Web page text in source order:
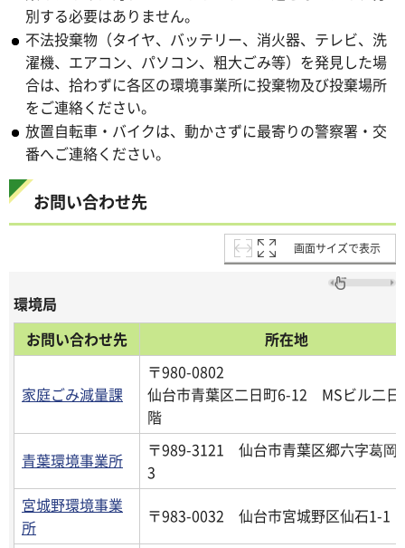
別する必要はありません。
不法投棄物（タイヤ、バッテリー、消火器、テレビ、洗
濯機、エアコン、パソコン、粗大ごみ等）を発見した場
合は、拾わずに各区の環境事業所に投棄物及び投棄場所
をご連絡ください。
放置自転車・バイクは、動かさずに最寄りの警察署・交
番へご連絡ください。
お問い合わせ先
画面サイズで表示
環境局
お問い合わせ先
所在地
家庭ごみ減量課
〒980-0802
仙台市青葉区二日町6-12 MSビル二日
階
青葉環境事業所
〒989-3121 仙台市青葉区郷六字葛岡
3
宮城野環境事業
所
〒983-0032 仙台市宮城野区仙石1-1